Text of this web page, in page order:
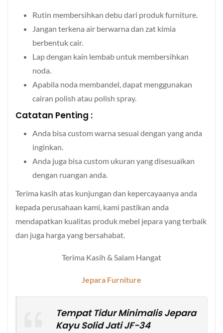
Rutin membersihkan debu dari produk furniture.
Jangan terkena air berwarna dan zat kimia
berbentuk cair.
Lap dengan kain lembab untuk membersihkan
noda.
Apabila noda membandel, dapat menggunakan
cairan polish atau polish spray.
Catatan Penting :
Anda bisa custom warna sesuai dengan yang anda
inginkan.
Anda juga bisa custom ukuran yang disesuaikan
dengan ruangan anda.
Terima kasih atas kunjungan dan kepercayaanya anda
kepada perusahaan kami, kami pastikan anda
mendapatkan kualitas produk mebel jepara yang terbaik
dan juga harga yang bersahabat.
Terima Kasih & Salam Hangat
Jepara Furniture
Tempat Tidur Minimalis Jepara
Kayu Solid Jati JF-34